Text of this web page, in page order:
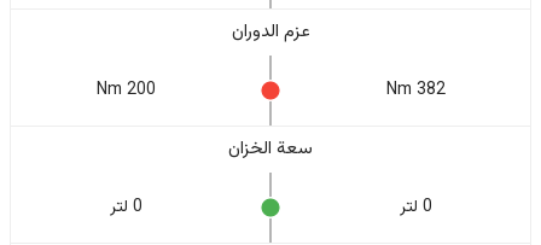
عزم الدوران
382 Nm
200 Nm
سعة الخزان
0 لتر 0 لتر